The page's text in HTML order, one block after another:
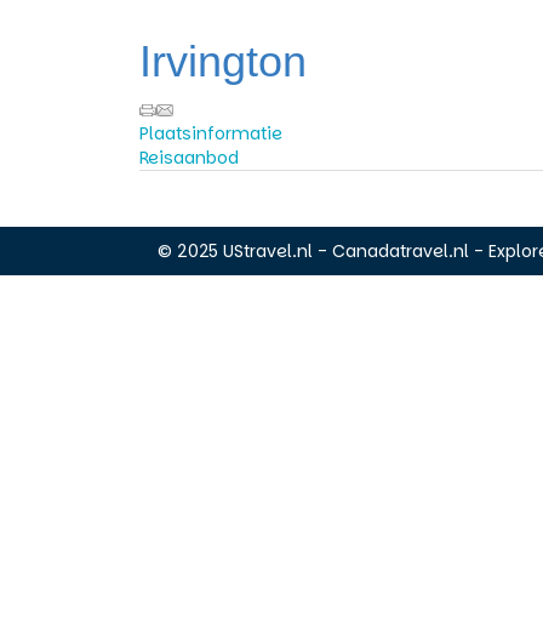
Irvington
Plaatsinformatie
Reisaanbod
© 2025 UStravel.nl - Canadatravel.nl -